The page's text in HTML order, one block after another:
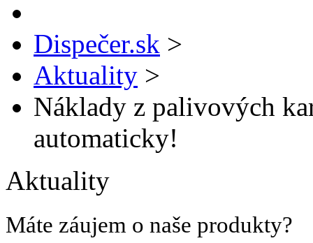
Dispečer.sk >
Aktuality >
Náklady z palivových
automaticky!
Aktuality
Máte záujem o naše produkty?